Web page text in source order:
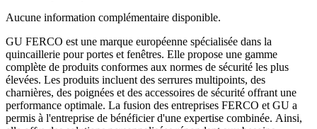
Aucune information complémentaire disponible.
GU FERCO est une marque européenne spécialisée dans la
quincaillerie pour portes et fenêtres. Elle propose une gamme
complète de produits conformes aux normes de sécurité les plus
élevées. Les produits incluent des serrures multipoints, des
charnières, des poignées et des accessoires de sécurité offrant une
performance optimale. La fusion des entreprises FERCO et GU a
permis à l'entreprise de bénéficier d'une expertise combinée. Ainsi,